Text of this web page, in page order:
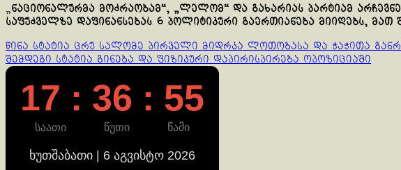
„ნაციონალურმა მოძრაობამ“, „ლელომ“ და გახარიას პარტიამ
საფუძველზე დაფინანსებას 6 პოლიტიკური გაერთიანება მიიღებს,
Continue
Reading
წინა სტატია ცრუ სალომე პირველი მიდრკა ლოთობასა და ჭაჭითა
შემდეგი სტატია გინება და ფიზიკური დაპირისპირება ოპოზიციაში
17 : 36 : 55
საათი წუთი წამი
ხუთშაბათი | 6 აგვისტო 2026